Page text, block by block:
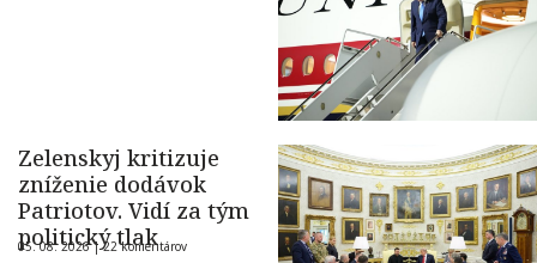
Zelenskyj kritizuje
zníženie dodávok
Patriotov. Vidí za tým
politický tlak
05. 08. 2026 |22 komentárov